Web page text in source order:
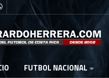
FUTBOL NACIONAL